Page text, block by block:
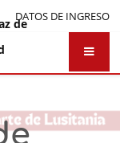
DATOS DE INGRESO
de